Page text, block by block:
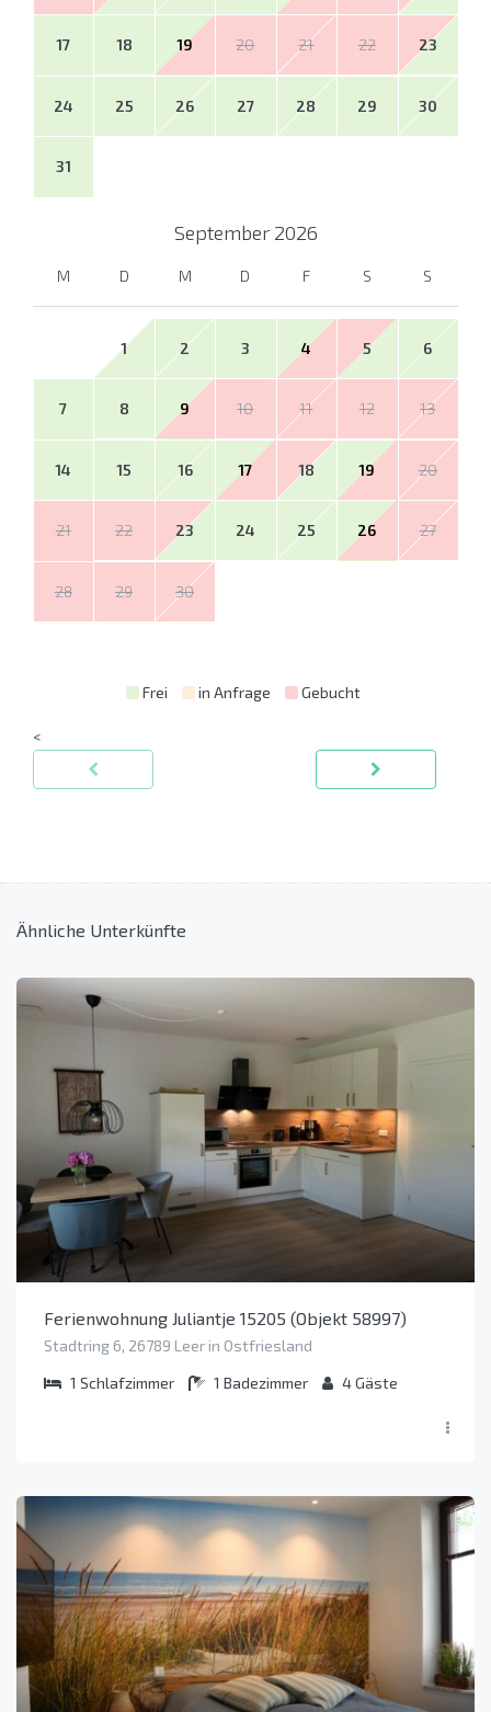
17 18 19 20 21 22 23
24 25 26 27 28 29 30
31
September 2026
M D M D F S S
1 2 3 4 5 6
7 8 9 10 11 12 13
14 15 16 17 18 19 20
21 22 23 24 25 26 27
28 29 30
Frei in Anfrage Gebucht
<
Ähnliche Unterkünfte
Ferienwohnung Juliantje 15205 (Objekt 58997)
Stadtring 6, 26789 Leer in Ostfriesland
1 Schlafzimmer 1 Badezimmer 4Gäste